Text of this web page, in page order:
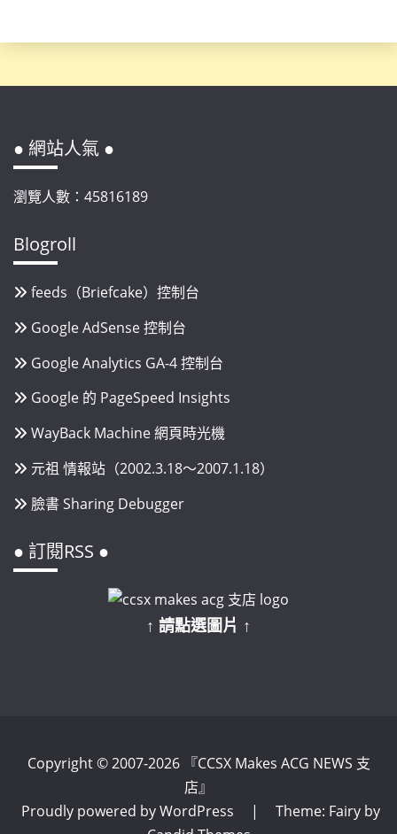
● 網站人氣 ●
瀏覽人數：45816189
Blogroll
feeds（Briefcake）控制台
Google AdSense 控制台
Google Analytics GA-4 控制台
Google 的 PageSpeed Insights
WayBack Machine 網頁時光機
元祖 情報站（2002.3.18～2007.1.18）
臉書 Sharing Debugger
● 訂閱RSS ●
↑ 請點選圖片 ↑
Copyright © 2007-2026 『CCSX Makes ACG NEWS 支
店』
Proudly powered by WordPress
|
Theme: Fairy by